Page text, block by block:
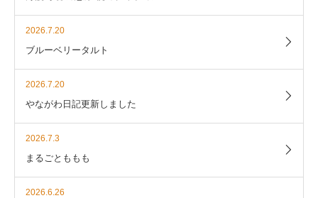
2026.7.20
ブルーベリータルト
2026.7.20
やながわ日記更新しました
2026.7.3
まるごとももも
2026.6.26